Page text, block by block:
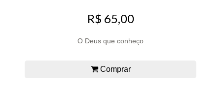
R$ 65,00
O Deus que conheço
Comprar